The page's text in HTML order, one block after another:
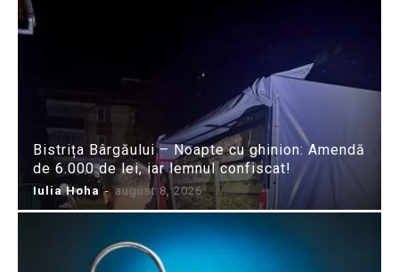
Bistrița Bârgăului – Noapte cu ghinion: Amendă
de 6.000 de lei, iar lemnul confiscat!
Iulia Hoha - august 8, 2026